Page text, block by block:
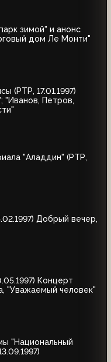
зимой" и анонс
дом Ле Монти"
(РТР, 17.01.1997)
"Иванов, Петров,
"Аладдин" (РТР,
Добрый вечер,
Концерт
"Уважаемый человек"
"Национальный